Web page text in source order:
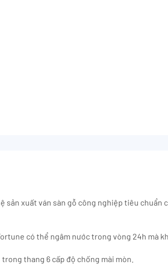
sản xuất ván sàn gỗ công nghiệp tiêu
có thể ngâm nước trong vòng 24h mà
thang 6 cấp độ chống mài mòn.